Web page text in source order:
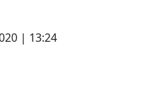
| 13:24